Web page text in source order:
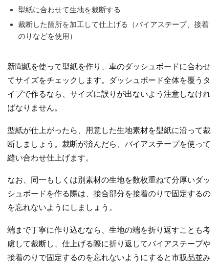
型紙に合わせて生地を裁断する
裁断した箇所を加工して仕上げる（バイアステープ、接着
のりなどを使用）
新聞紙を使って型紙を作り、車のダッシュボードに合わせ
てサイズをチェックします。ダッシュボード全体を覆うタ
イプで作るなら、サイズに誤りが出ないよう注意しなけれ
ばなりません。
型紙が仕上がったら、用意した生地素材を型紙に沿って裁
断しましょう。裁断が済んだら、バイアステープを使って
縫い合わせ仕上げます。
なお、同一もしくは別素材の生地を数枚重ねて分厚いダッ
シュボードを作る際は、接合部分を接着のりで固定するの
を忘れないようにしましょう。
端まで丁寧に作り込むなら、生地の端を折り返すことも考
慮して裁断し、仕上げる際に折り返してバイアステープや
接着のりで固定するのを忘れないようにすると市販品並み